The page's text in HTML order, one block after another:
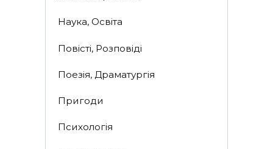
Наука, Освіта
Повісті, Розповіді
Поезія, Драматургія
Пригоди
Психологія